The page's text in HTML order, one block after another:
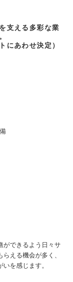
支える多彩な業
にあわせ決定）
ができるよう日々サ
える機会が多く、
を感じます。